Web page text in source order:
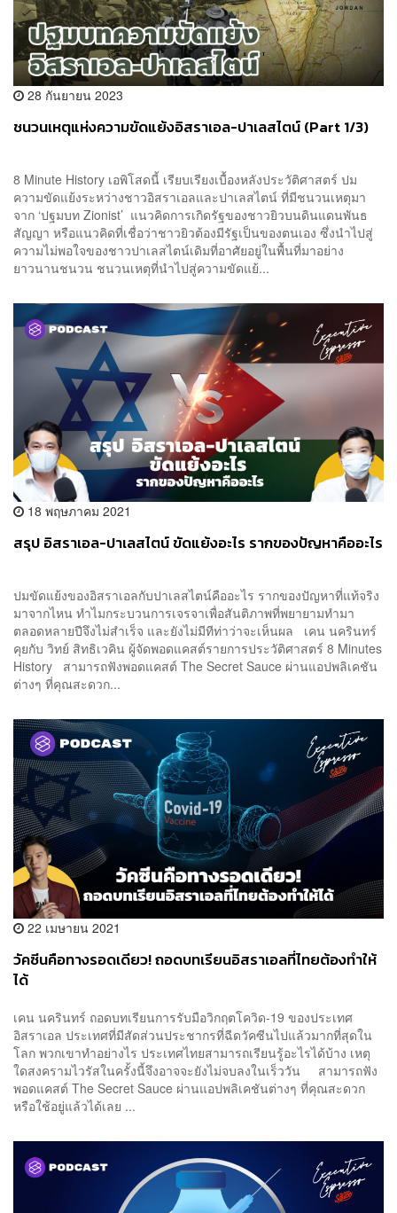
28 กันยายน 2023
ชนวนเหตุแห่งความขัดแย้งอิสราเอล-ปาเลสไตน์ (Part 1/3)
8 Minute History เอพิโสดนี้ เรียบเรียงเบื้องหลังประวัติศาสตร์ ปม
ความขัดแย้งระหว่างชาวอิสราเอลและปาเลสไตน์ ที่มีชนวนเหตุมา
จาก ‘ปฐมบท Zionist’ แนวคิดการเกิดรัฐของชาวยิวบนดินแดนพันธ
สัญญา หรือแนวคิดที่เชื่อว่าชาวยิวต้องมีรัฐเป็นของตนเอง ซึ่งนำไปสู่
ความไม่พอใจของชาวปาเลสไตน์เดิมที่อาศัยอยู่ในพื้นที่มาอย่าง
ยาวนานชนวน ชนวนเหตุที่นำไปสู่ความขัดแย้...
18 พฤษภาคม 2021
สรุป อิสราเอล-ปาเลสไตน์ ขัดแย้งอะไร รากของปัญหาคืออะไร
ปมขัดแย้งของอิสราเอลกับปาเลสไตน์คืออะไร รากของปัญหาที่แท้จริง
มาจากไหน ทำไมกระบวนการเจรจาเพื่อสันติภาพที่พยายามทำมา
ตลอดหลายปีจึงไม่สำเร็จ และยังไม่มีทีท่าว่าจะเห็นผล เคน นครินทร์
คุยกับ วิทย์ สิทธิเวคิน ผู้จัดพอดแคสต์รายการประวัติศาสตร์ 8 Minutes
History สามารถฟังพอดแคสต์ The Secret Sauce ผ่านแอปพลิเคชัน
ต่างๆ ที่คุณสะดวก...
22 เมษายน 2021
วัคซีนคือทางรอดเดียว! ถอดบทเรียนอิสราเอลที่ไทยต้องทำให้
ได้
เคน นครินทร์ ถอดบทเรียนการรับมือวิกฤตโควิด-19 ของประเทศ
อิสราเอล ประเทศที่มีสัดส่วนประชากรที่ฉีดวัคซีนไปแล้วมากที่สุดใน
โลก พวกเขาทำอย่างไร ประเทศไทยสามารถเรียนรู้อะไรได้บ้าง เหตุ
ใดสงครามไวรัสในครั้งนี้จึงอาจจะยังไม่จบลงในเร็ววัน สามารถฟัง
พอดแคสต์ The Secret Sauce ผ่านแอปพลิเคชันต่างๆ ที่คุณสะดวก
หรือใช้อยู่แล้วได้เลย ...